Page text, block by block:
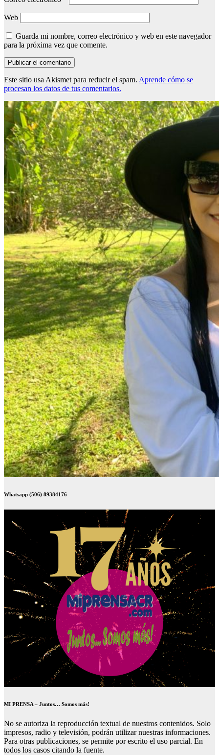
Web
Guarda mi nombre, correo electrónico y web en este navegador
para la próxima vez que comente.
Este sitio usa Akismet para reducir el spam. Aprende cómo se
procesan los datos de tus comentarios.
Whatsapp (506) 89384176
MI PRENSA – Juntos… Somos más!
No se autoriza la reproducción textual de nuestros contenidos. Solo
impresos, radio y televisión, podrán utilizar nuestras informaciones.
Para otras publicaciones, se permite por escrito el uso parcial. En
todos los casos citando la fuente.